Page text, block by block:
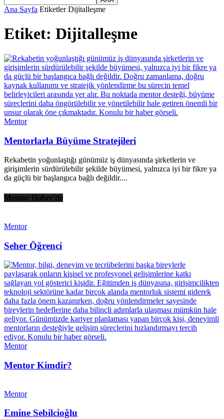
Ana Sayfa Etiketler Dijitalleşme
Etiket: Dijitalleşme
Mentor
Mentorlarla Büyüme Stratejileri
Rekabetin yoğunlaştığı günümüz iş dünyasında şirketlerin ve
girişimlerin sürdürülebilir şekilde büyümesi, yalnızca iyi bir fikre ya
da güçlü bir başlangıca bağlı değildir....
Mentor Haber'de
Mentor
Seher Öğrenci
Mentor
Mentor Kimdir?
Mentor
Emine Sebilcioğlu